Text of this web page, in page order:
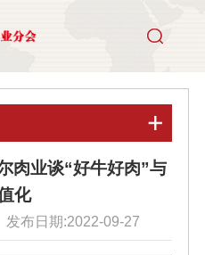
肉业谈“好牛好肉”与
化
布日期:2022-09-27